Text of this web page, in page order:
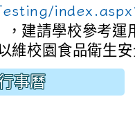
，建請學校參考運
維校園食品衛生
事曆